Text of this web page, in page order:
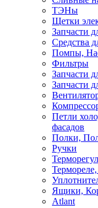
ТЭНы
Щетки
Запчасти
Средства
Помпы,
Фильтры
Запчасти
Запчасти
Петли
фасадов
Полки,
Ручки
Ящики,
Atlant